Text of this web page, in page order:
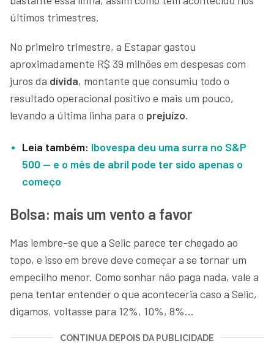
últimos trimestres.
No primeiro trimestre, a Estapar gastou
aproximadamente R$ 39 milhões em despesas com
juros da dívida, montante que consumiu todo o
resultado operacional positivo e mais um pouco,
levando a última linha para o prejuízo.
Leia também: Ibovespa deu uma surra no S&P
500 — e o mês de abril pode ter sido apenas o
começo
Bolsa: mais um vento a favor
Mas lembre-se que a Selic parece ter chegado ao
topo, e isso em breve deve começar a se tornar um
empecilho menor. Como sonhar não paga nada, vale a
pena tentar entender o que aconteceria caso a Selic,
digamos, voltasse para 12%, 10%, 8%...
CONTINUA DEPOIS DA PUBLICIDADE